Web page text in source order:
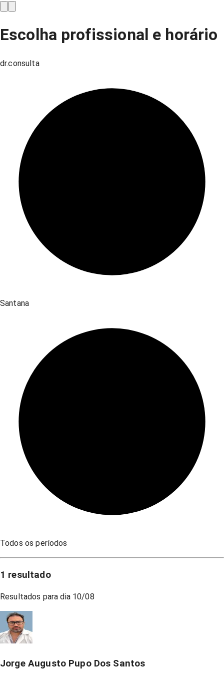
Escolha profissional e horário
dr.consulta
Santana
Todos os períodos
1 resultado
Resultados para dia 10/08
Jorge Augusto Pupo Dos Santos